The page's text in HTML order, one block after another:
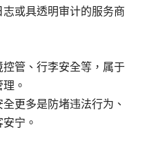
或具透明审计的服务商
管、行李安全等，属于
。
更多是防堵违法行为、
宁。